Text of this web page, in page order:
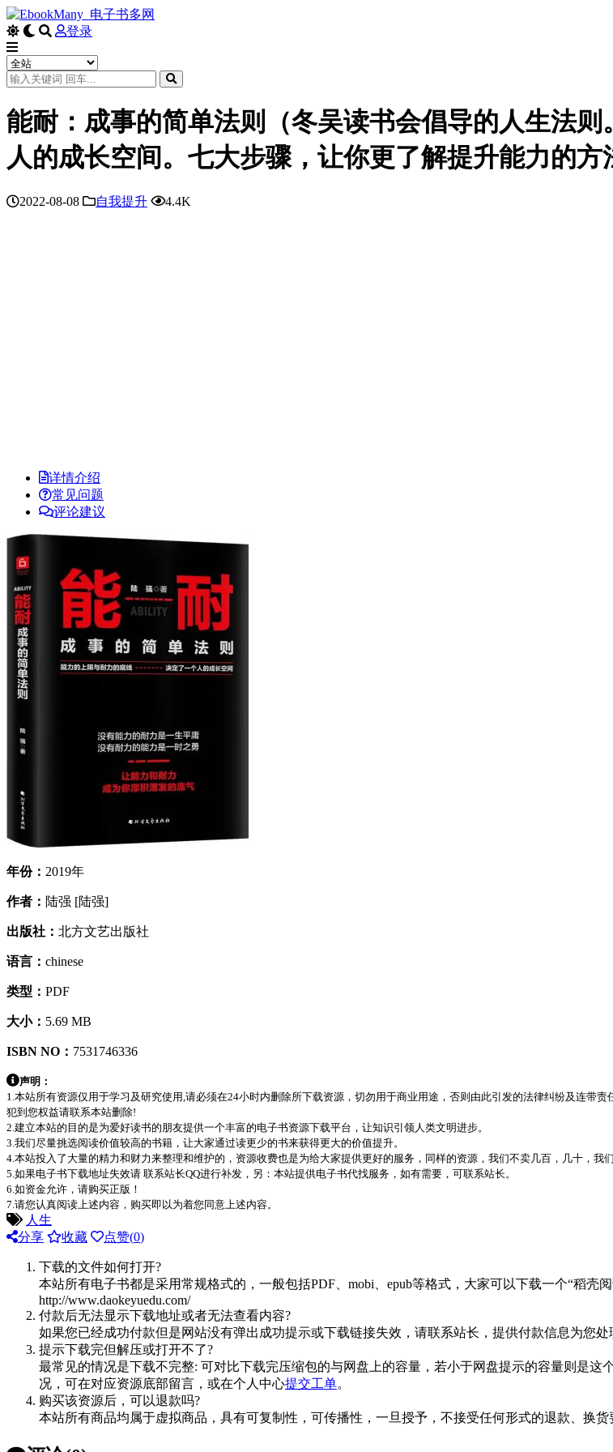
登录
能耐：成事的简单法则（冬吴读书会倡导的人生法
人的成长空间。七大步骤，让你更了解提升能力的方
2022-08-08 自我提升 4.4K
详情介绍
常见问题
评论建议
年份： 2019年
作者： 陆强 [陆强]
出版社： 北方文艺出版社
语言： chinese
类型： PDF
大小： 5.69 MB
ISBN NO： 7531746336
声明：
1.本站所有资源仅用于学习及研究使用,请必须在24小时内删除所下载资源，切勿用于商业用途，否则由此引发的法律纠纷及连带
犯到您权益请联系本站删除!
2.建立本站的目的是为爱好读书的朋友提供一个丰富的电子书资源下载平台，让知识引领人类文明进步。
3.我们尽量挑选阅读价值较高的书籍，让大家通过读更少的书来获得更大的价值提升。
4.本站投入了大量的精力和财力来整理和维护的，资源收费也是为给大家提供更好的服务，同样的资源，我们不卖几百，几十，我
5.如果电子书下载地址失效请 联系站长QQ进行补发，另：本站提供电子书代找服务，如有需要，可联系站长。
6.如资金允许，请购买正版！
7.请您认真阅读上述内容，购买即以为着您同意上述内容。
人生
分享
收藏 点赞(0)
下载的文件如何打开?
本站所有电子书都是采用常规格式的，一般包括PDF、mobi、epub等格式，大家可以下载一个“稻壳
http://www.daokeyuedu.com/
付款后无法显示下载地址或者无法查看内容?
如果您已经成功付款但是网站没有弹出成功提示或下载链接失效，请联系站长，提供付款信息为您处
提示下载完但解压或打开不了?
最常见的情况是下载不完整: 可对比下载完压缩包的与网盘上的容量，若小于网盘提示的容量则是
况，可在对应资源底部留言，或在个人中心提交工单。
购买该资源后，可以退款吗?
本站所有商品均属于虚拟商品，具有可复制性，可传播性，一旦授予，不接受任何形式的退款、换